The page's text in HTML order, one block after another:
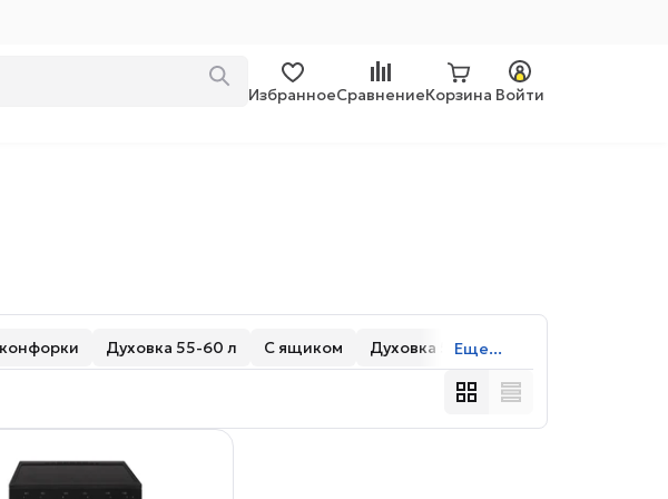
ИзбранноеСравнениеКорзина Войти
Еще...
Духовка 55-60 л С ящиком
Духовка 50-55 л